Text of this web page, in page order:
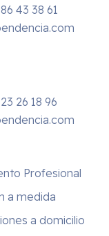
43 38 61
26 18 96
Profesional
a medida
a domicilio